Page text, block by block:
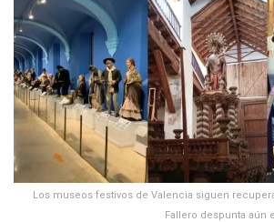
Los museos festivos de Valencia siguen
Fallero despunta aún